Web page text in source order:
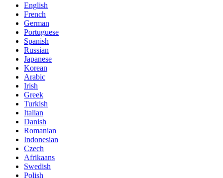
English
French
German
Portuguese
Spanish
Russian
Japanese
Korean
Arabic
Irish
Greek
Turkish
Italian
Danish
Romanian
Indonesian
Czech
Afrikaans
Swedish
Polish